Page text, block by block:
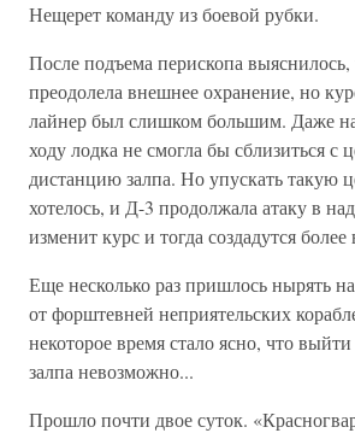
Нещерет команду из боевой рубки.
После подъема перископа выяснилось,
преодолела внешнее охранение, но
лайнер был слишком большим. Даже
ходу лодка не смогла бы сблизиться с
дистанцию залпа. Но упускать такую
хотелось, и Д-3 продолжала атаку в
изменит курс и тогда создадутся
Еще несколько раз пришлось нырять
от форштевней неприятельских
некоторое время стало ясно, что
залпа невозможно...
Прошло почти двое суток.